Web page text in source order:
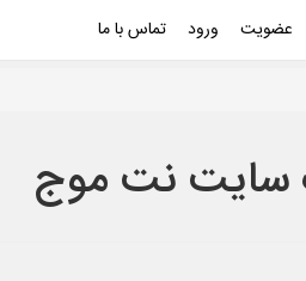
عضویت ورود تماس با ما
سایت نت موج